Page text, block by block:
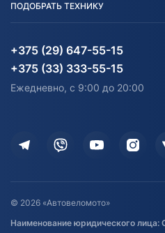
Блог
Карта сайта
Согласие на обработку
Информация до получения
согласия на обработку
Доставка
Дополнительные услуги
Оставить отзыв
Договор публичной оферты
Агротехника
Водный транспорт
Электротранспорт
Здоровье
ПОДОБРАТЬ ТЕХНИКУ
Агротехника
Электротранспорт
+375 (29) 647-55-15
+375 (33) 333-55-15
Ежедневно, с 9:00 до 20:00
© 2026 «Автовеломото»
Наименование юридического лица: